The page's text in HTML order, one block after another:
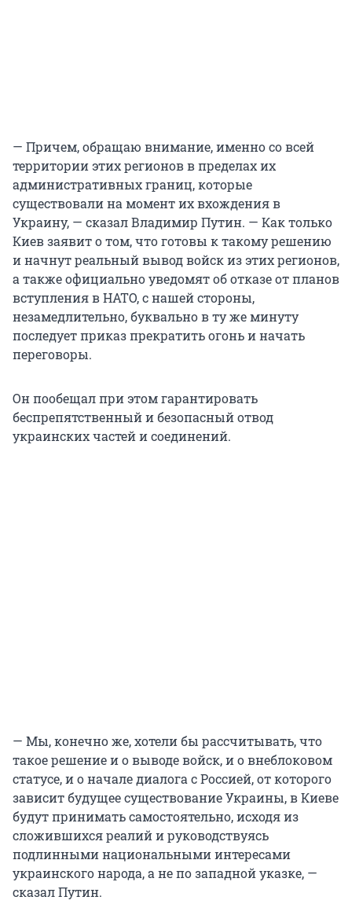
— Причем, обращаю внимание, именно со всей
территории этих регионов в пределах их
административных границ, которые
существовали на момент их вхождения в
Украину, — сказал Владимир Путин. — Как только
Киев заявит о том, что готовы к такому решению
и начнут реальный вывод войск из этих регионов,
а также официально уведомят об отказе от планов
вступления в НАТО, с нашей стороны,
незамедлительно, буквально в ту же минуту
последует приказ прекратить огонь и начать
переговоры.
Он пообещал при этом гарантировать
беспрепятственный и безопасный отвод
украинских частей и соединений.
— Мы, конечно же, хотели бы рассчитывать, что
такое решение и о выводе войск, и о внеблоковом
статусе, и о начале диалога с Россией, от которого
зависит будущее существование Украины, в Киеве
будут принимать самостоятельно, исходя из
сложившихся реалий и руководствуясь
подлинными национальными интересами
украинского народа, а не по западной указке, —
сказал Путин.